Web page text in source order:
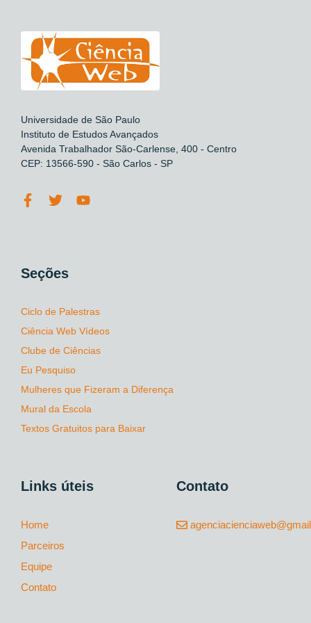
Universidade de São Paulo
Instituto de Estudos Avançados
Avenida Trabalhador São-Carlense, 400 - Centro
CEP: 13566-590 - São Carlos - SP
Seções
Ciclo de Palestras
Ciência Web Vídeos
Clube de Ciências
Eu Pesquiso
Mulheres que Fizeram a Diferença
Mural da Escola
Textos Gratuitos para Baixar
Links úteis
Home
Parceiros
Equipe
Contato
Contato